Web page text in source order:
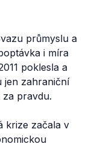
průmyslu a
i míra
poklesla a
jen zahraniční
za pravdu.
krize začala v